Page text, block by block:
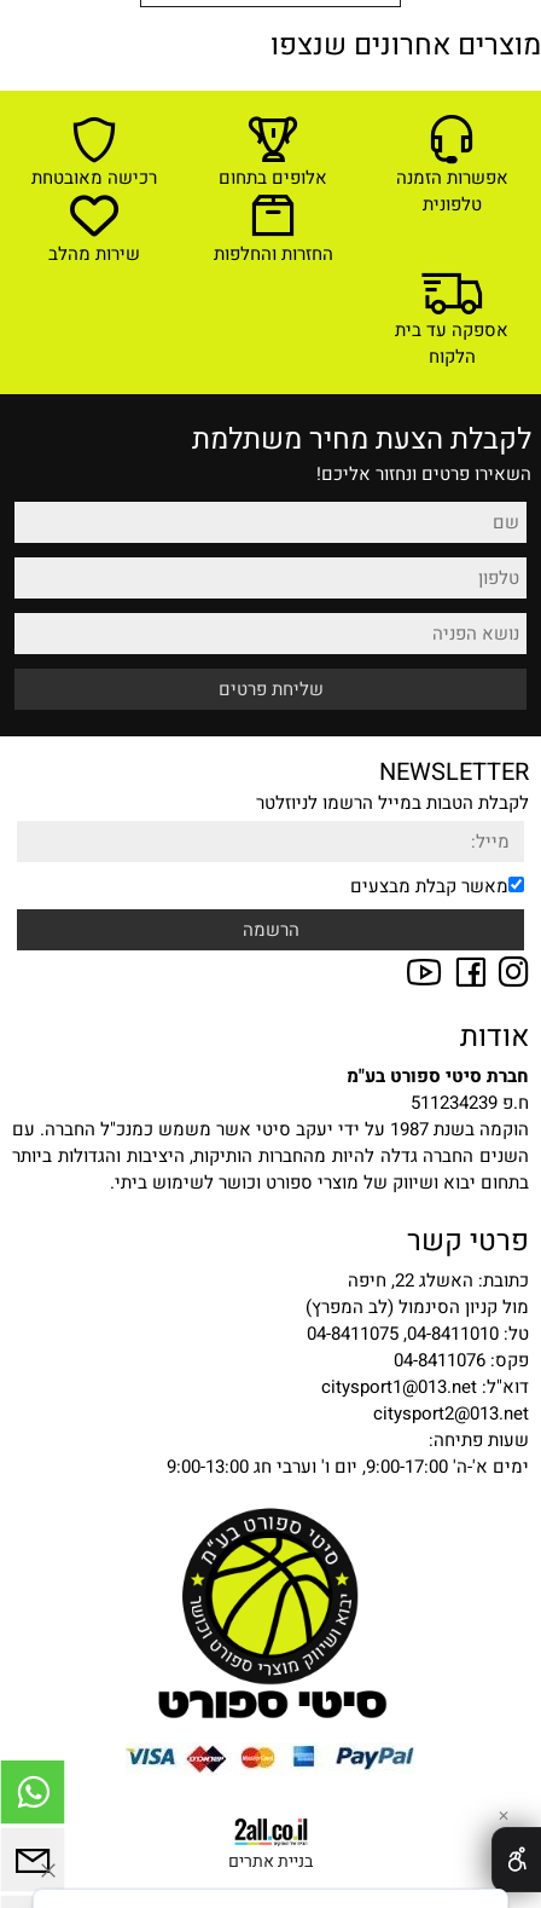
מוצרים אחרונים שנצפו
אפשרות הזמנה
טלפונית
אלופים בתחום רכישה מאובטחת
החזרות והחלפות שירות מהלב
אספקה עד בית
הלקוח
לקבלת הצעת מחיר משתלמת
השאירו פרטים ונחזור אליכם!
NEWSLETTER
לקבלת הטבות במייל הרשמו לניוזלטר
מאשר קבלת מבצעים
אודות
חברת סיטי ספורט בע"מ
ח.פ 511234239
הוקמה בשנת 1987 על ידי יעקב סיטי אשר משמש כמנכ"ל החברה. עם
השנים החברה גדלה להיות מהחברות הותיקות, היציבות והגדולות ביותר
בתחום יבוא ושיווק של מוצרי ספורט וכושר לשימוש ביתי.
פרטי קשר
כתובת: האשלג 22, חיפה
מול קניון הסינמול (לב המפרץ)
טל: 04-8411010, 04-8411075
פקס: 04-8411076
דוא"ל: citysport1@013.net
citysport2@013.net
שעות פתיחה:
ימים א'-ה' 9:00-17:00, יום ו' וערבי חג 9:00-13:00
בניית אתרים
✕